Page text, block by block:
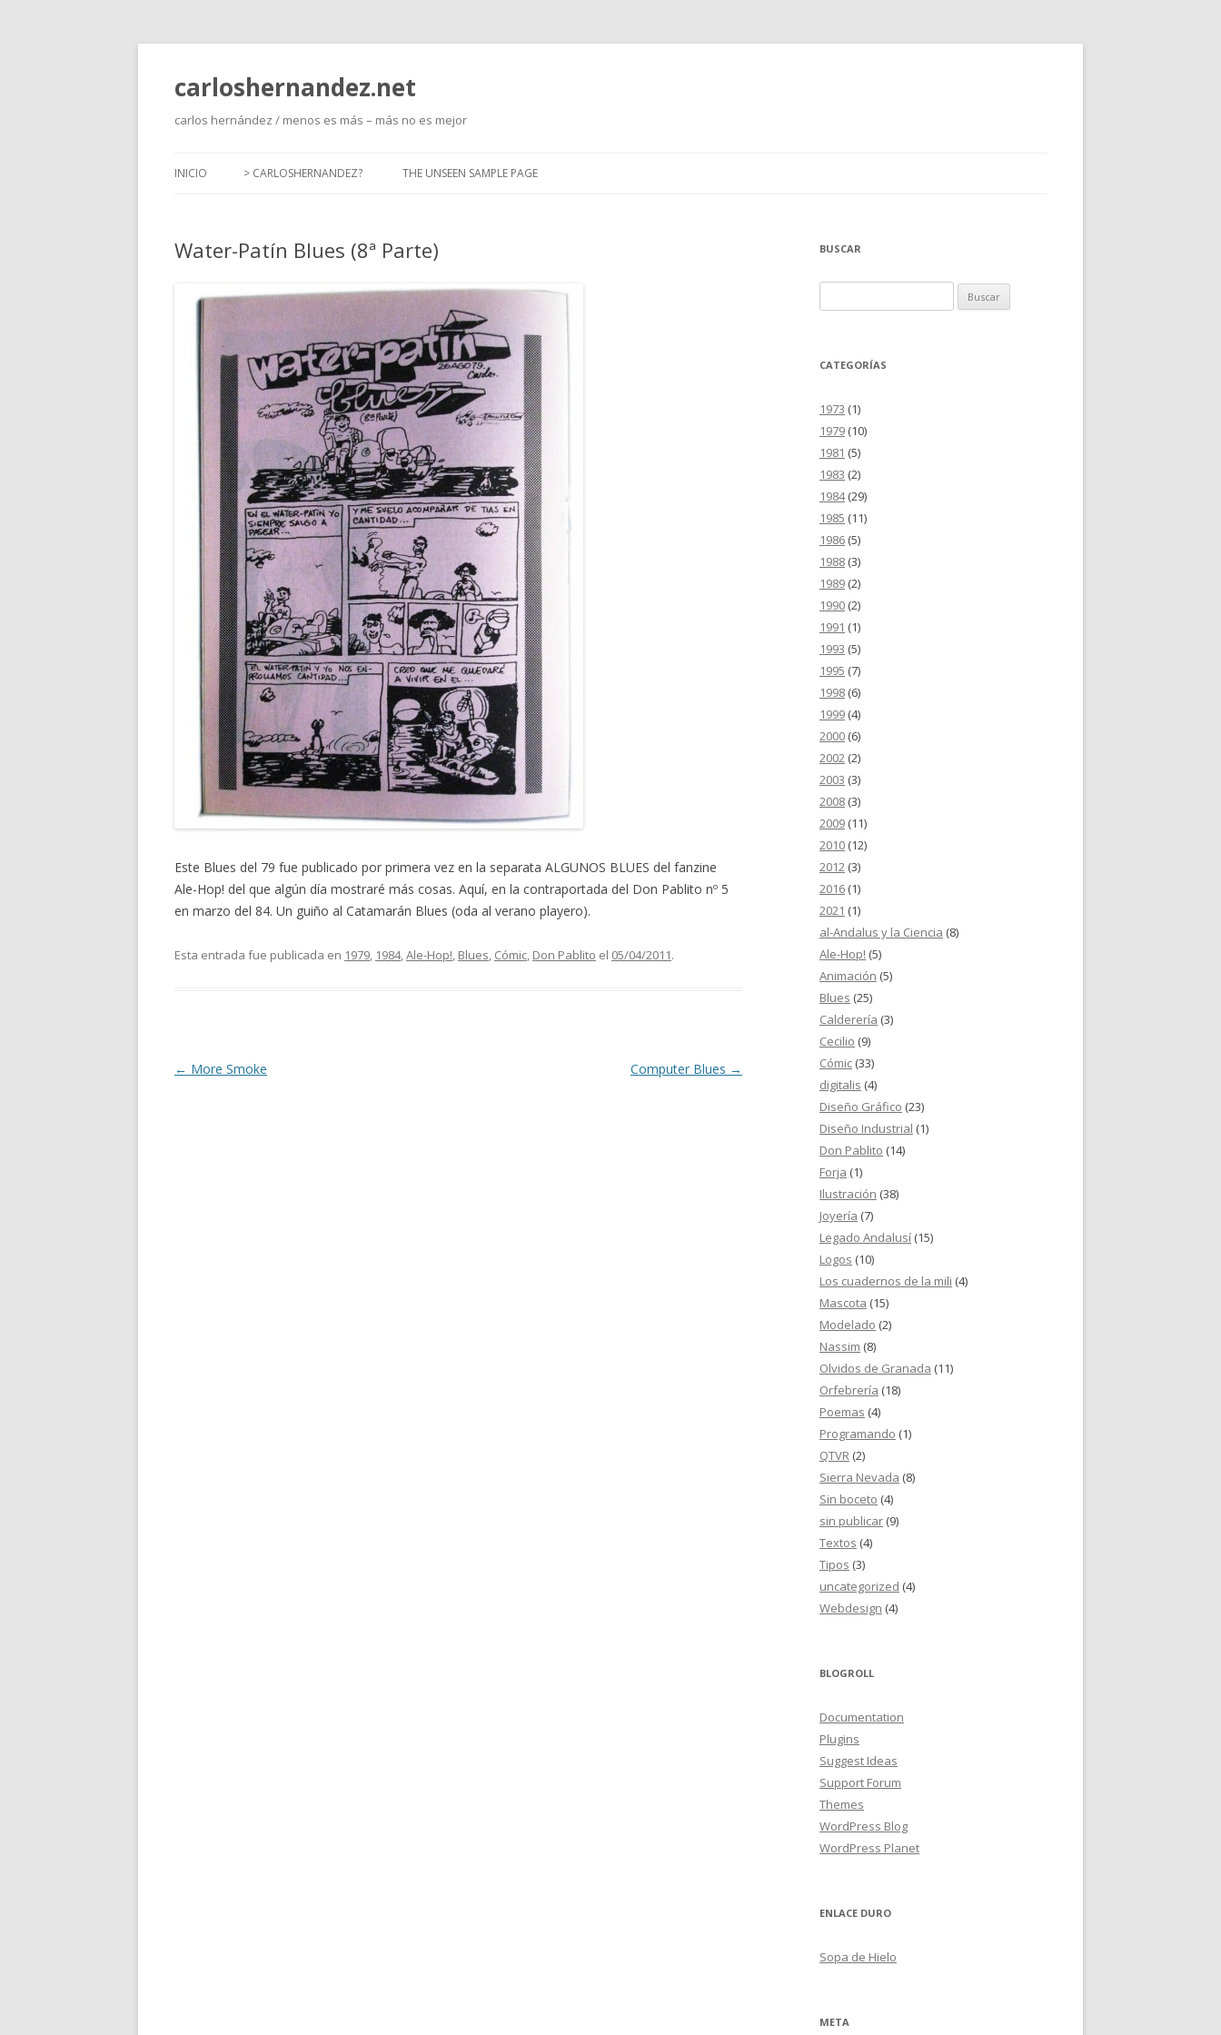
carloshernandez.net
carlos hernández / menos es más – más no es mejor
INICIO > CARLOSHERNANDEZ? THE UNSEEN SAMPLE PAGE
Water-Patín Blues (8ª Parte)
Este Blues del 79 fue publicado por primera vez en la separata ALGUNOS BLUES del fanzine
Ale-Hop! del que algún día mostraré más cosas. Aquí, en la contraportada del Don Pablito nº 5
en marzo del 84. Un guiño al Catamarán Blues (oda al verano playero).
Esta entrada fue publicada en 1979, 1984,Ale-Hop!, Blues, Cómic, Don Pablito el 05/04/2011.
Navegación
← More Smoke Computer Blues →
BUSCAR
CATEGORÍAS
1973 (1)
1979 (10)
1981 (5)
1983 (2)
1984(29)
1985 (11)
1986 (5)
1988 (3)
1989 (2)
1990 (2)
1991 (1)
1993 (5)
1995 (7)
1998 (6)
1999 (4)
2000 (6)
2002 (2)
2003 (3)
2008 (3)
2009 (11)
2010 (12)
2012 (3)
2016 (1)
2021 (1)
al-Andalus y la Ciencia (8)
Ale-Hop! (5)
Animación (5)
Blues (25)
Calderería (3)
Cecilio (9)
Cómic (33)
digitalis (4)
Diseño Gráfico (23)
Diseño Industrial (1)
Don Pablito (14)
Forja (1)
Ilustración (38)
Joyería (7)
Legado Andalusí (15)
Logos (10)
Los cuadernos de la mili (4)
Mascota (15)
Modelado (2)
Nassim (8)
Olvidos de Granada (11)
Orfebrería (18)
Poemas (4)
Programando (1)
QTVR (2)
Sierra Nevada (8)
Sin boceto (4)
sin publicar (9)
Textos (4)
Tipos (3)
uncategorized (4)
Webdesign (4)
BLOGROLL
Documentation
Plugins
Suggest Ideas
Support Forum
Themes
WordPress Blog
WordPress Planet
ENLACE DURO
Sopa de Hielo
META